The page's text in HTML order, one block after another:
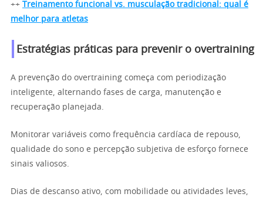
++
Treinamento funcional vs. musculação tradicional: qual é
melhor para atletas
Estratégias práticas para prevenir o overtraining
A prevenção do overtraining começa com periodização
inteligente, alternando fases de carga, manutenção e
recuperação planejada.
Monitorar variáveis como frequência cardíaca de repouso,
qualidade do sono e percepção subjetiva de esforço fornece
sinais valiosos.
Dias de descanso ativo, com mobilidade ou atividades leves,